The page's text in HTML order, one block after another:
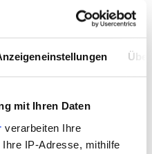
mit Ihren Daten
verarbeiten Ihre
IP-Adresse, mithilfe
und Herbert Quabach. Als
in Richtung Friedhof sich in
vorbeigetragen wurde
eine Gänsehaut als
aufhupten. Am Grab war
mit Bläsergruppen und